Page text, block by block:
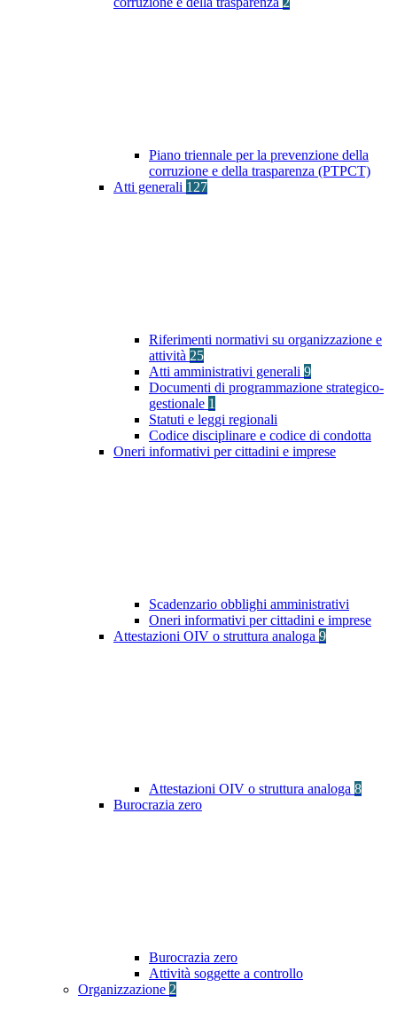
Piano triennale per la prevenzione della
corruzione e della trasparenza (PTPCT)
Atti generali 127
Riferimenti normativi su organizzazione e
attività 25
Atti amministrativi generali 9
Documenti di programmazione strategico-
gestionale 1
Statuti e leggi regionali
Codice disciplinare e codice di condotta
Oneri informativi per cittadini e imprese
Scadenzario obblighi amministrativi
Oneri informativi per cittadini e imprese
Attestazioni OIV o struttura analoga 9
Attestazioni OIV o struttura analoga 8
Burocrazia zero
Burocrazia zero
Attività soggette a controllo
Organizzazione 2